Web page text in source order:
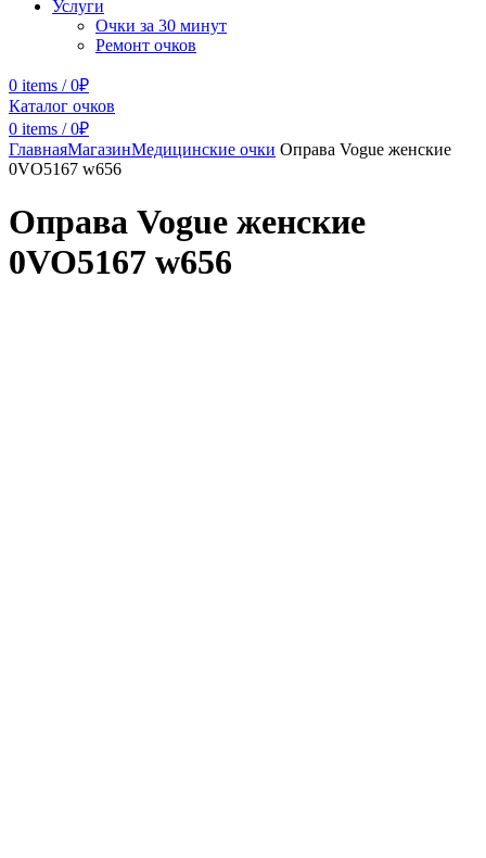
Услуги
Очки за 30 минут
Ремонт очков
0 items / 0₽
Каталог очков
0 items / 0₽
ГлавнаяМагазинМедицинские очки Оправа Vogue женские
0VO5167 w656
Оправа Vogue женские
0VO5167 w656